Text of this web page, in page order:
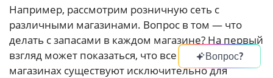
Например, рассмотрим розничную сеть с
различными магазинами. Вопрос в том — что
делать с запасами в каждом магазине? На первый
взгляд может показаться, что все товары в
магазинах существуют исключительно для
Вопрос?